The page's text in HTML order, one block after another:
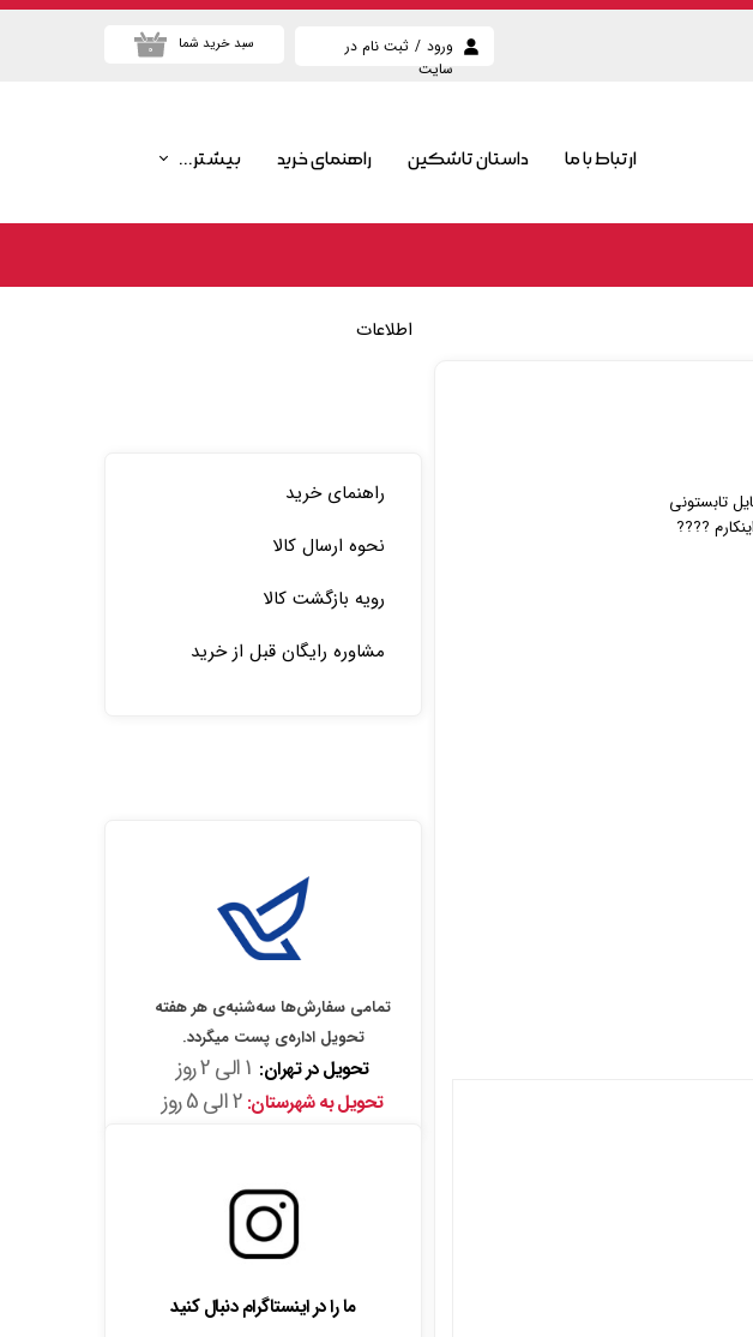
ارتباط با ما داستان تاشکین راهنمای خرید بیشتر...
پرطرفدارترین محصولات
ورود / ثبت نام در
سایت
تغییر گذر واژه
۰ سبد خرید شما
تابستونی
????
راهنمای خرید
نحوه ارسال کالا
رویه بازگشت کالا
مشاوره رایگان قبل از خرید
تمامی سفارش‌ها سه‌شنبه‌ی هر هفته
تحویل اداره‌ی پست میگردد.
تحویل در تهران:
تحویل به شهرستان: 2 الی 5 روز
اطلاعات
ما را در اینستاگرام دنبال کنید